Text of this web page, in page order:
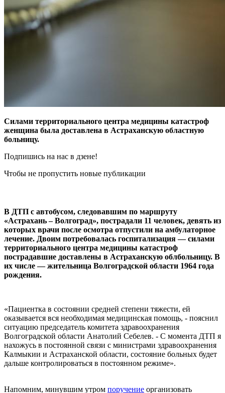
Силами территориального центра медицины катастроф
женщина была доставлена в Астраханскую областную
больницу.
Подпишись на нас в дзене!
Чтобы не пропустить новые публикации
В ДТП с автобусом, следовавшим по маршруту
«Астрахань – Волгоград», пострадали 11 человек, девять из
которых врачи после осмотра отпустили на амбулаторное
лечение. Двоим потребовалась госпитализация — силами
территориального центра медицины катастроф
пострадавшие доставлены в Астраханскую облбольницу. В
их числе — жительница Волгоградской области 1964 года
рождения.
«Пациентка в состоянии средней степени тяжести, ей
оказывается вся необходимая медицинская помощь, - пояснил
ситуацию председатель комитета здравоохранения
Волгоградской области Анатолий Себелев. - С момента ДТП я
нахожусь в постоянной связи с министрами здравоохранения
Калмыкии и Астраханской области, состояние больных будет
дальше контролироваться в постоянном режиме».
Напомним, минувшим утром поручение организовать